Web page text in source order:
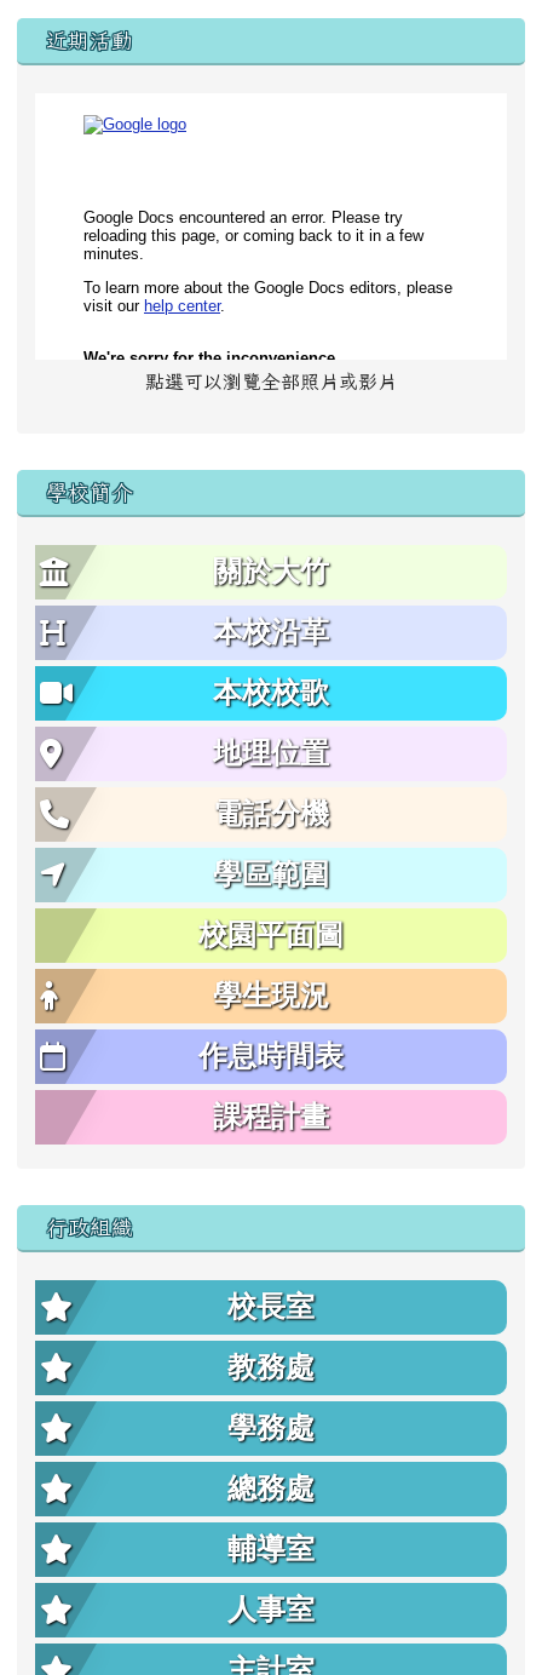
左邊區域內容
近期活動
點選可以瀏覽全部照片或影片
學校簡介
關於大竹
本校沿革
本校校歌
地理位置
電話分機
學區範圍
校園平面圖
學生現況
作息時間表
課程計畫
行政組織
校長室
教務處
學務處
總務處
輔導室
人事室